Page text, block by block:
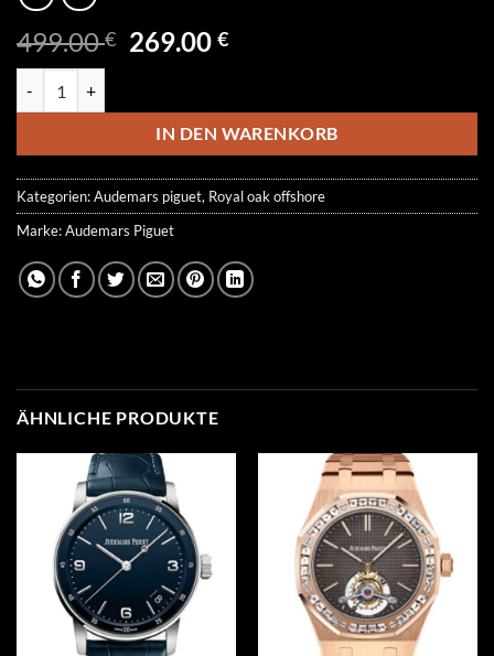
499.00€ Ursprünglicher
499.00 €
269.00€Aktueller
269.00 €.
IN DEN WARENKORB
Kategorien:Audemars piguet, Royal oak offshore
Marke:Audemars Piguet
ÄHNLICHE PRODUKTE